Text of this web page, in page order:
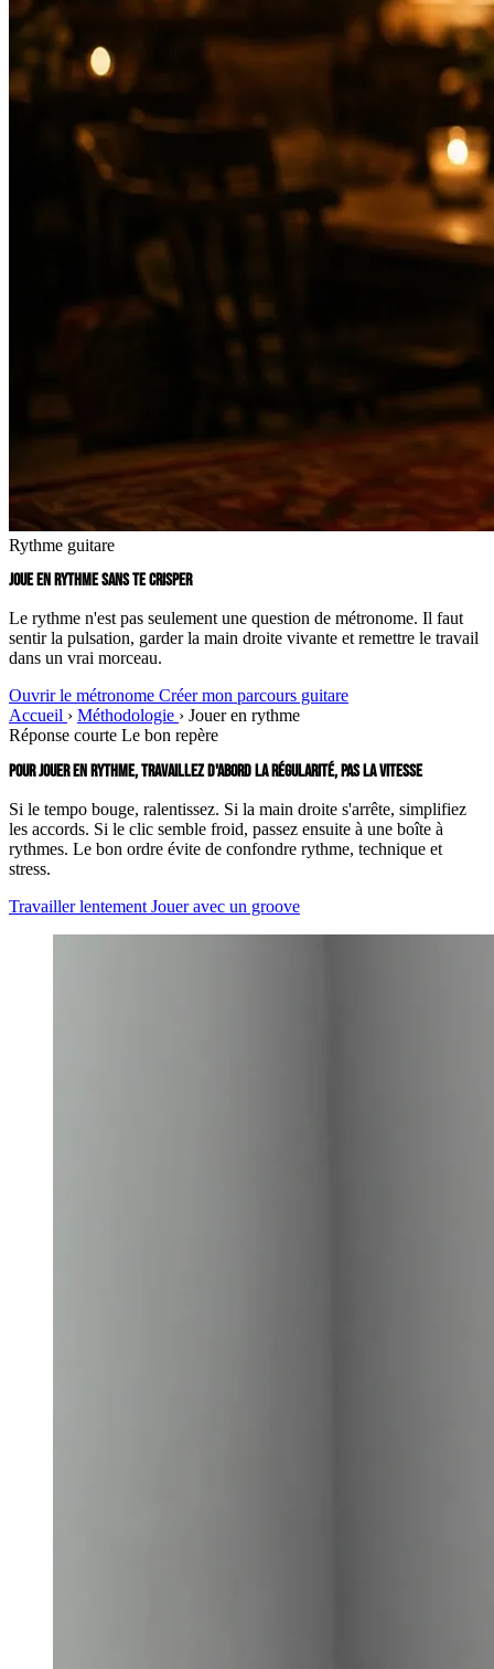
Rythme guitare
JOUE EN RYTHME SANS TE CRISPER
Le rythme n'est pas seulement une question de métronome. Il faut
sentir la pulsation, garder la main droite vivante et remettre le travail
dans un vrai morceau.
Ouvrir le métronome Créer mon parcours guitare
Accueil › Méthodologie › Jouer en rythme
Réponse courte Le bon repère
POUR JOUER EN RYTHME, TRAVAILLEZ D'ABORD LA RÉGULARITÉ, PAS LA VITESSE
Si le tempo bouge, ralentissez. Si la main droite s'arrête, simplifiez
les accords. Si le clic semble froid, passez ensuite à une boîte à
rythmes. Le bon ordre évite de confondre rythme, technique et
stress.
Travailler lentement Jouer avec un groove